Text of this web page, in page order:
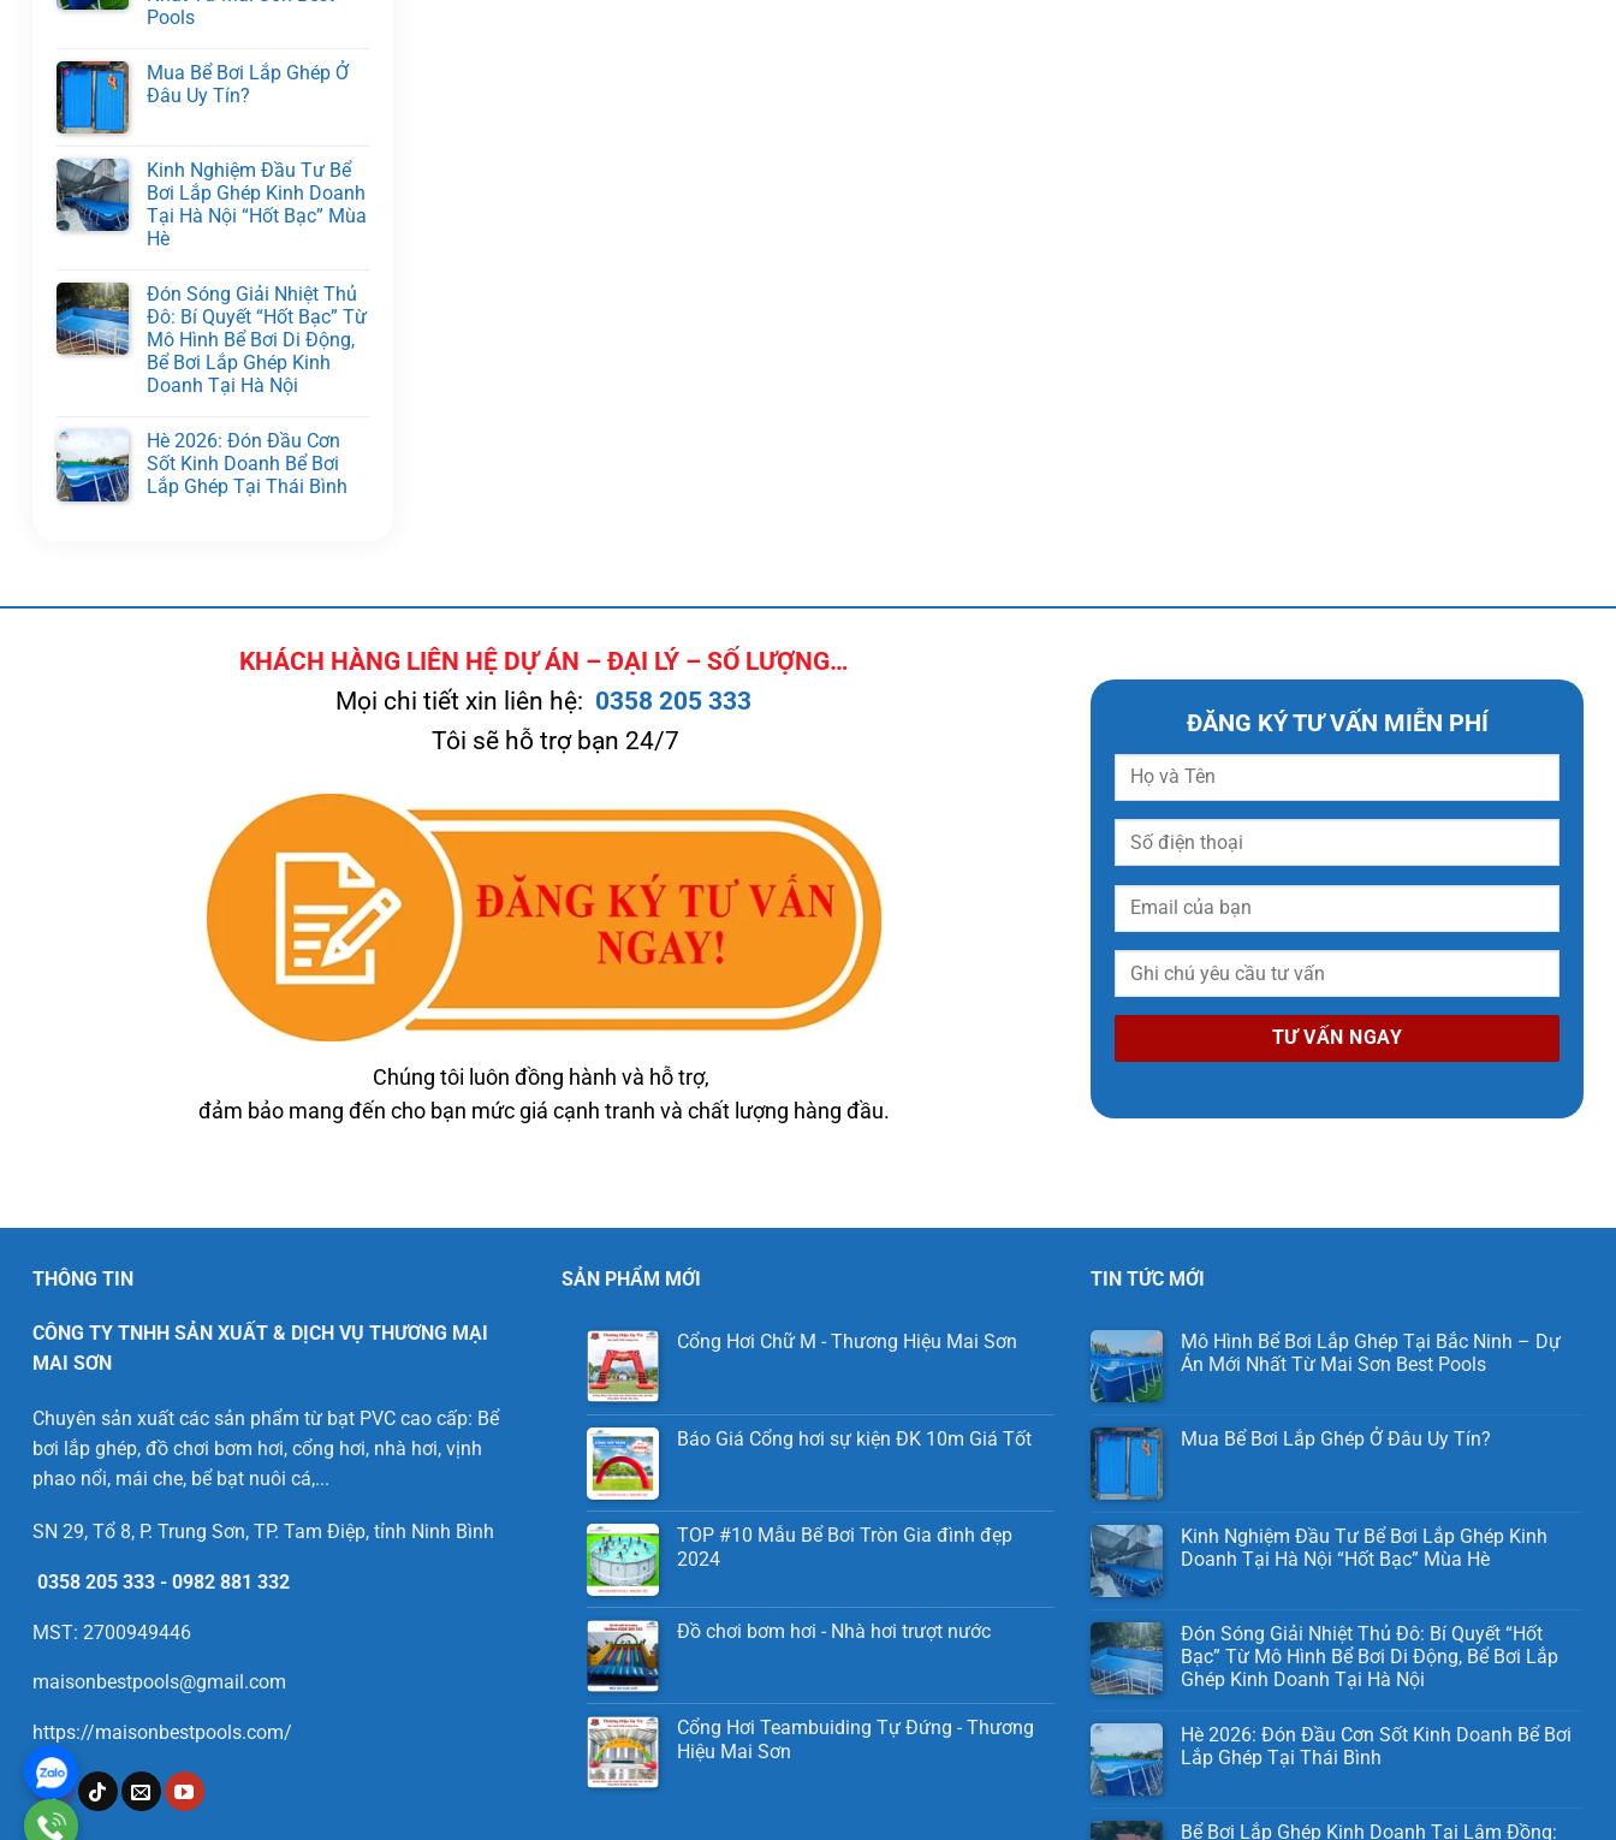
Pools
Mua Bể Bơi Lắp Ghép Ở
Đâu Uy Tín?
Kinh Nghiệm Đầu Tư Bể
Bơi Lắp Ghép Kinh Doanh
Tại Hà Nội “Hốt Bạc” Mùa
Hè
Đón Sóng Giải Nhiệt Thủ
Đô: Bí Quyết “Hốt Bạc” Từ
Mô Hình Bể Bơi Di Động,
Bể Bơi Lắp Ghép Kinh
Doanh Tại Hà Nội
Hè 2026: Đón Đầu Cơn
Sốt Kinh Doanh Bể Bơi
Lắp Ghép Tại Thái Bình
KHÁCH HÀNG LIÊN HỆ DỰ ÁN – ĐẠI LÝ – SỐ LƯỢNG…
Mọi chi tiết xin liên hệ: 0358 205 333
Tôi sẽ hỗ trợ bạn 24/7
Chúng tôi luôn đồng hành và hỗ trợ,
đảm bảo mang đến cho bạn mức giá cạnh tranh và chất lượng hàng đầu.
ĐĂNG KÝ TƯ VẤN MIỄN PHÍ
THÔNG TIN
CÔNG TY TNHH SẢN XUẤT & DỊCH VỤ THƯƠNG MẠI
MAI SƠN
Chuyên sản xuất các sản phẩm từ bạt PVC cao cấp: Bể
bơi lắp ghép, đồ chơi bơm hơi, cổng hơi, nhà hơi, vịnh
phao nổi, mái che, bể bạt nuôi cá,...
SN 29, Tổ 8, P. Trung Sơn, TP. Tam Điệp, tỉnh Ninh Bình
0358 205 333 - 0982 881 332
MST: 2700949446
maisonbestpools@gmail.com
https://maisonbestpools.com/
SẢN PHẨM MỚI
Cổng Hơi Chữ M - Thương Hiệu Mai Sơn
Báo Giá Cổng hơi sự kiện ĐK 10m Giá Tốt
TOP #10 Mẫu Bể Bơi Tròn Gia đình đẹp
2024
Đồ chơi bơm hơi - Nhà hơi trượt nước
Cổng Hơi Teambuiding Tự Đứng - Thương
Hiệu Mai Sơn
TIN TỨC MỚI
Mô Hình Bể Bơi Lắp Ghép Tại Bắc Ninh – Dự
Án Mới Nhất Từ Mai Sơn Best Pools
Mua Bể Bơi Lắp Ghép Ở Đâu Uy Tín?
Kinh Nghiệm Đầu Tư Bể Bơi Lắp Ghép Kinh
Doanh Tại Hà Nội “Hốt Bạc” Mùa Hè
Đón Sóng Giải Nhiệt Thủ Đô: Bí Quyết “Hốt
Bạc” Từ Mô Hình Bể Bơi Di Động, Bể Bơi Lắp
Ghép Kinh Doanh Tại Hà Nội
Hè 2026: Đón Đầu Cơn Sốt Kinh Doanh Bể Bơi
Lắp Ghép Tại Thái Bình
Bể Bơi Lắp Ghép Kinh Doanh Tại Lâm Đồng: